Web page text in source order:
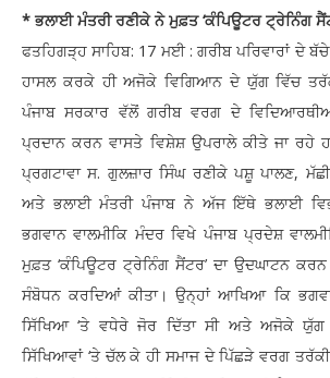
* ਭਲਾਈ ਮੰਤਰੀ ਰਣੀਕੇ ਨੇ ਮੁਫ਼ਤ ‘ਕੰਪਿਊਟਰ ਟ੍ਰੇਨਿੰਗ
ਫਤਹਿਗੜ੍ਹ ਸਾਹਿਬ: 17 ਮਈ : ਗਰੀਬ ਪਰਿਵਾਰਾਂ ਦੇ
ਹਾਸਲ ਕਰਕੇ ਹੀ ਅਜੋਕੇ ਵਿਗਿਆਨ ਦੇ ਯੁੱਗ ਵਿੱਚ
ਪੰਜਾਬ ਸਰਕਾਰ ਵੱਲੋਂ ਗਰੀਬ ਵਰਗ ਦੇ
ਪ੍ਰਦਾਨ ਕਰਨ ਵਾਸਤੇ ਵਿਸ਼ੇਸ਼ ਉਪਰਾਲੇ ਕੀਤੇ ਜਾ ਰਹੇ
ਪ੍ਰਗਟਾਵਾ ਸ. ਗੁਲਜ਼ਾਰ ਸਿੰਘ ਰਣੀਕੇ ਪਸ਼ੂ ਪਾਲਣ,
ਅਤੇ ਭਲਾਈ ਮੰਤਰੀ ਪੰਜਾਬ ਨੇ ਅੱਜ ਇੱਥੇ ਭਲਾਈ
ਭਗਵਾਨ ਵਾਲਮੀਕਿ ਮੰਦਰ ਵਿਖੇ ਪੰਜਾਬ ਪ੍ਰਦੇਸ਼
ਮੁਫ਼ਤ ‘ਕੰਪਿਊਟਰ ਟ੍ਰੇਨਿੰਗ ਸੈਂਟਰ’ ਦਾ ਉਦਘਾਟਨ
ਸੰਬੋਧਨ ਕਰਦਿਆਂ ਕੀਤਾ। ਉਨ੍ਹਾਂ ਆਖਿਆ ਕਿ
ਸਿੱਖਿਆ ‘ਤੇ ਵਧੇਰੇ ਜੋਰ ਦਿੱਤਾ ਸੀ ਅਤੇ ਅਜੋਕੇ ਯੁੱਗ
ਸਿੱਖਿਆਵਾਂ ‘ਤੇ ਚੱਲ ਕੇ ਹੀ ਸਮਾਜ ਦੇ ਪਿੱਛੜੇ ਵਰਗ